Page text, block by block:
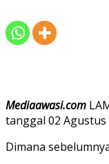
Mediaawasi.com
tanggal 02 Agustus
Dimana